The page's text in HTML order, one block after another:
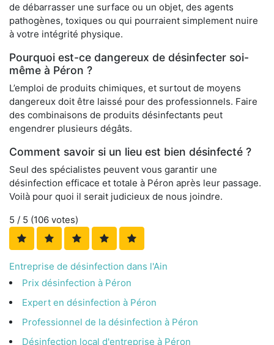
de débarrasser une surface ou un objet, des agents
pathogènes, toxiques ou qui pourraient simplement nuire
à votre intégrité physique.
Pourquoi est-ce dangereux de désinfecter soi-
même à Péron ?
L’emploi de produits chimiques, et surtout de moyens
dangereux doit être laissé pour des professionnels. Faire
des combinaisons de produits désinfectants peut
engendrer plusieurs dégâts.
Comment savoir si un lieu est bien désinfecté ?
Seul des spécialistes peuvent vous garantir une
désinfection efficace et totale à Péron après leur passage.
Voilà pour quoi il serait judicieux de nous joindre.
5 / 5 (106 votes)
Entreprise de désinfection dans l'Ain
Prix désinfection à Péron
Expert en désinfection à Péron
Professionnel de la désinfection à Péron
Désinfection local d'entreprise à Péron